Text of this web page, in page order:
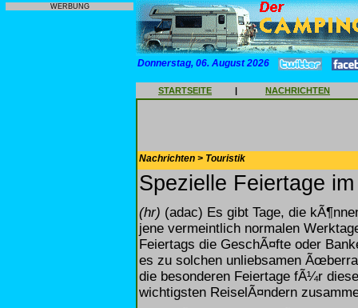
WERBUNG
Donnerstag, 06. August 2026
STARTSEITE | NACHRICHTEN
Nachrichten > Touristik
Spezielle Feiertage
(hr) (adac) Es gibt Tage, die
jene vermeintlich normalen
Feiertags die GeschÃ¤fte oder
es zu solchen unliebsamen
die besonderen Feiertage fÃ¼r
wichtigsten ReiselÃ¤ndern